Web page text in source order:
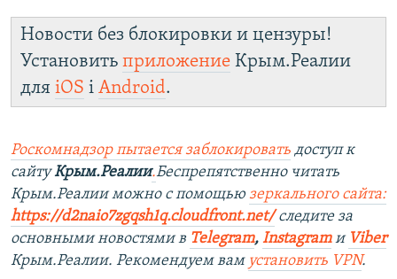
Новости без блокировки и цензуры!
Установить приложение Крым.Реалии
для iOS і Android.
Роскомнадзор пытается заблокировать доступ к
сайтуКрым.Реалии.Беспрепятственно читать
Крым.Реалии можно с помощью зеркального сайта:
https://d2naio7zgqsh1q.cloudfront.net/ следите за
основными новостями в Telegram, Instagramи Viber
Крым.Реалии. Рекомендуем вам установить VPN.